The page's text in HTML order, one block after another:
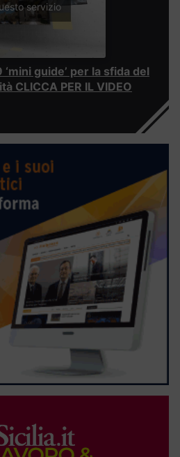
servizio
guide’ per la sfida del
CLICCA PER IL VIDEO